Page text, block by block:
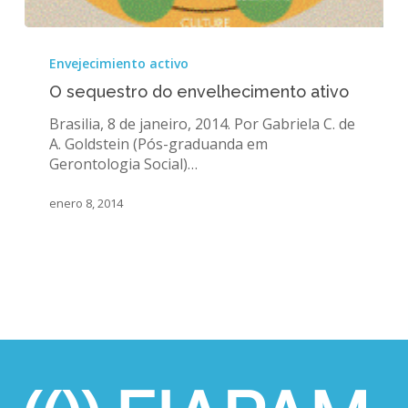
sequestro
envelhecimento
ativo
Envejecimiento activo
O sequestro do envelhecimento ativo
Brasilia, 8 de janeiro, 2014. Por Gabriela C. de
A. Goldstein (Pós-graduanda em
Gerontologia Social)…
enero 8, 2014